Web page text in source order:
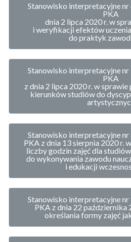
Stanowisko interpretacyjne
PKA
dnia 2 lipca 2020 r. w
i weryfikacji efektów
do praktyk
Stanowisko interpretacyjne
PKA
z dnia 2 lipca 2020 r. w
kierunków studiów do
Stanowisko interpretacyjne
PKA z dnia 13 sierpnia 2020 r.
liczby godzin zajęć dla
do wykonywania zawodu
i edukacji
Stanowisko interpretacyjne
PKA z dnia 22 października
określania formy zajęć